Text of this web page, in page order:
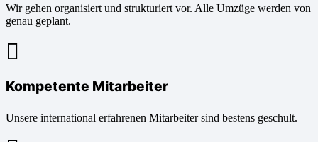
Wir gehen organisiert und strukturiert vor. Alle Umzüge werden von
genau geplant.
Kompetente Mitarbeiter
Unsere international erfahrenen Mitarbeiter sind bestens geschult.